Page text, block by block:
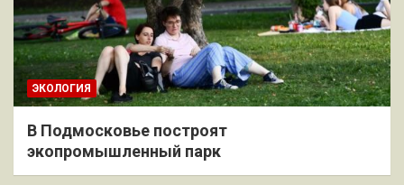
ЭКОЛОГИЯ
В Подмосковье построят
экопромышленный парк